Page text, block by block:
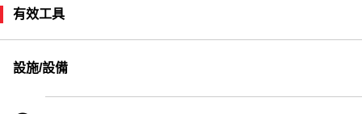
有效工具
設施/設備